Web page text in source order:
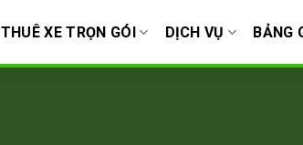
THUÊ XE TRỌN GÓI DỊCH VỤ BẢNG